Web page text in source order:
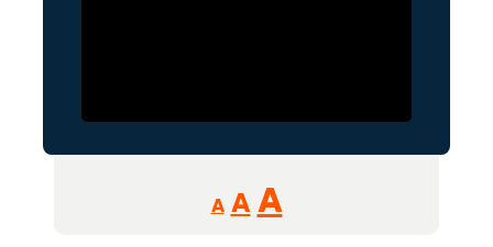
A
Reducir
tamaño
A Restablecer
AAumentar